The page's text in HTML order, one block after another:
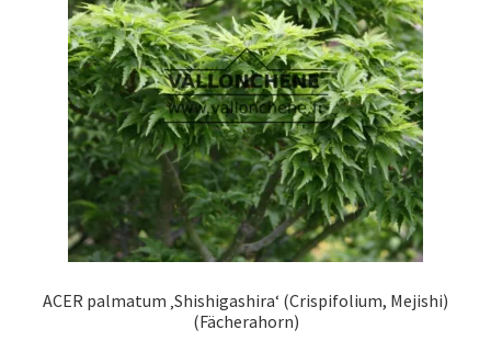
ACER palmatum ‚Shishigashira‘ (Crispifolium, Mejishi)
(Fächerahorn)